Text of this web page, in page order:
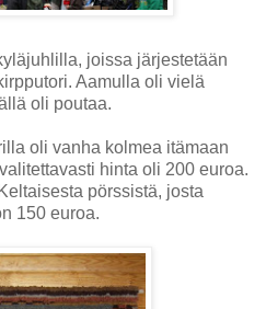
joissa järjestetään
Aamulla oli vielä
oli poutaa.
oli vanha kolmea itämaan
hinta oli 200 euroa.
pörssistä, josta
150 euroa.